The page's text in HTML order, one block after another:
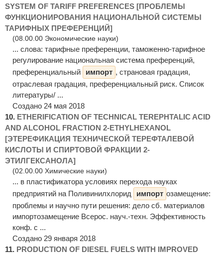
SYSTEM OF TARIFF PREFERENCES [ПРОБЛЕМЫ
ФУНКЦИОНИРОВАНИЯ НАЦИОНАЛЬНОЙ СИСТЕМЫ
ТАРИФНЫХ ПРЕФЕРЕНЦИЙ]
(08.00.00 Экономические науки)
... слова: тарифные преференции, таможенно-тарифное
регулирование национальная система преференций,
преференциальный
импорт , страновая градация,
отраслевая градация, преференциальный риск. Список
литературы/ ...
Создано 24 мая 2018
10. ETHERIFICATION OF TECHNICAL TEREPHTALIC ACID
AND ALCOHOL FRACTION 2-ETHYLHEXANOL
[ЭТЕРЕФИКАЦИЯ ТЕХНИЧЕСКОЙ ТЕРЕФТАЛЕВОЙ
КИСЛОТЫ И СПИРТОВОЙ ФРАКЦИИ 2-
ЭТИЛГЕКСАНОЛА]
(02.00.00 Химические науки)
... в пластификатора условиях перехода науках
предприятий на Поливинилхлорид
импорт озамещение:
проблемы и научно пути решения: дело сб. материалов
импортозамещение Всерос. науч.-техн. Эффективность
конф. с ...
Создано 29 января 2018
11. PRODUCTION OF DIESEL FUELS WITH IMPROVED